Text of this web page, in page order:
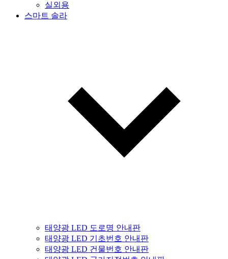
실외용
스마트 솔라
태양광 LED 도로명 안내판
태양광 LED 기초번호 안내판
태양광 LED 건물번호 안내판